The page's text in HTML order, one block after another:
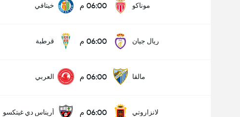
موناكو 06:00 م خيتافي
ريال جيان 06:00 م قرطبة
مالقا 06:00 م العربي
لانزاروتي 06:00 م أريناس دي غيتكسو